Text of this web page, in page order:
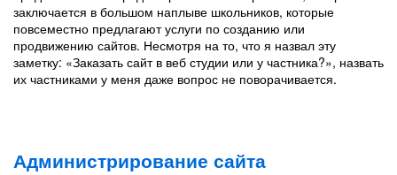
заключается в большом наплыве школьников, которые
повсеместно предлагают услуги по созданию или
продвижению сайтов. Несмотря на то, что я назвал эту
заметку: «Заказать сайт в веб студии или у частника?», назвать
их частниками у меня даже вопрос не поворачивается.
Администрирование сайта